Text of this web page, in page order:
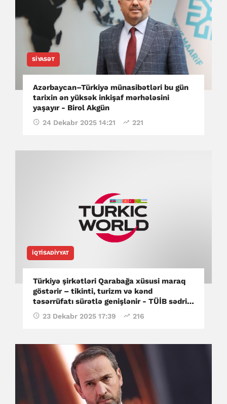
SIYASƏT
Azərbaycan–Türkiyə münasibətləri bu gün
tarixin ən yüksək inkişaf mərhələsini
yaşayır - Birol Akgün
24 Dekabr 2025 14:21 221
İQTISADIYYAT
Türkiyə şirkətləri Qarabağa xüsusi maraq
göstərir – tikinti, turizm və kənd
təsərrüfatı sürətlə genişlənir - TÜİB sədri
(ÖZƏL)
23 Dekabr 2025 17:39 216